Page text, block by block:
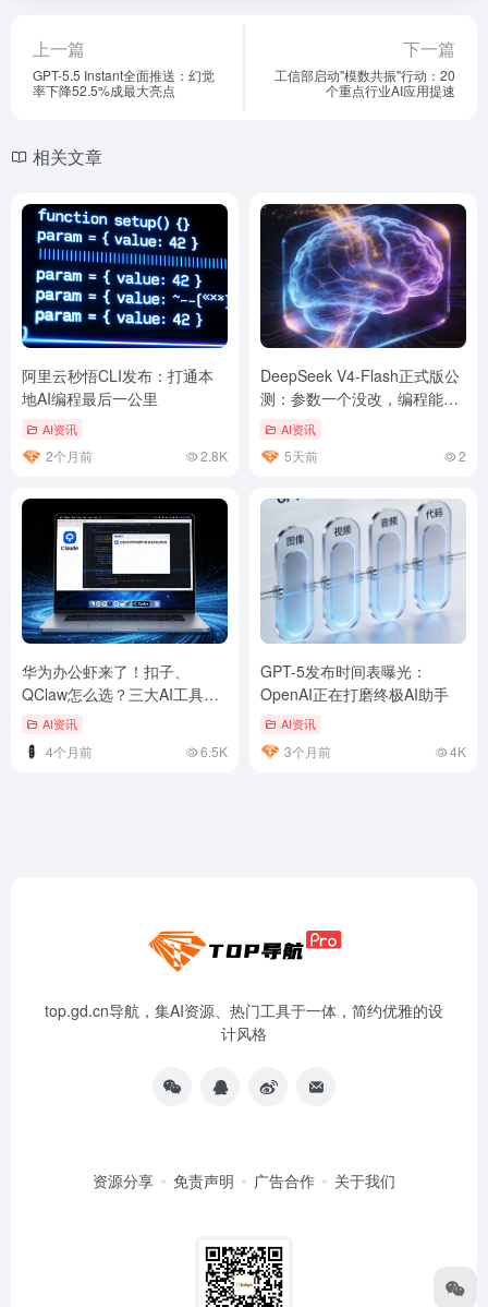
上一篇
GPT-5.5 Instant全面推送：幻觉
率下降52.5%成最大亮点
下一篇
工信部启动"模数共振"行动：20
个重点行业AI应用提速
相关文章
阿里云秒悟CLI发布：打通本
地AI编程最后一公里
AI资讯
2个月前 2.8K
DeepSeek V4-Flash正式版公
测：参数一个没改，编程能力
暴涨6倍
AI资讯
5天前 2
华为办公虾来了！扣子、
QClaw怎么选？三大AI工具实
测横评
AI资讯
4个月前 6.5K
GPT-5发布时间表曝光：
OpenAI正在打磨终极AI助手
AI资讯
3个月前 4K
top.gd.cn导航，集AI资源、热门工具于一体，简约优雅的设
计风格
资源分享 免责声明 广告合作 关于我们